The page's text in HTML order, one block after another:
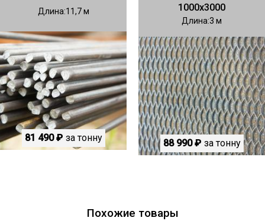
Длина 11,7
81 490 ₽ за тонну
1000х3000
Длина 3
88 990 ₽ за тонну
Похожие товары